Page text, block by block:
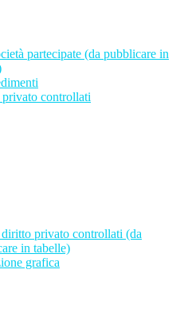
partecipate (da pubblicare in
controllati
privato controllati (da
in tabelle)
grafica